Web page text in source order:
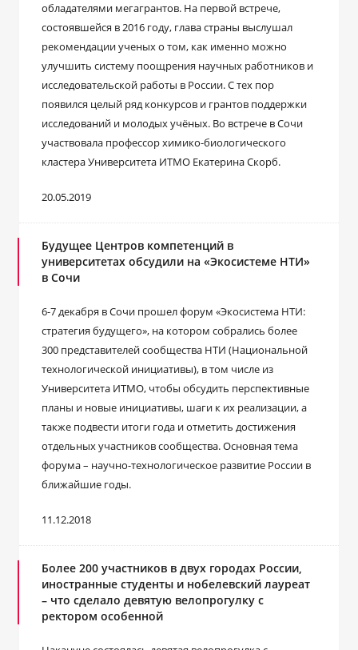
обладателями мегагрантов. На первой встрече,
состоявшейся в 2016 году, глава страны выслушал
рекомендации ученых о том, как именно можно
улучшить систему поощрения научных работников и
исследовательской работы в России. С тех пор
появился целый ряд конкурсов и грантов поддержки
исследований и молодых учёных. Во встрече в Сочи
участвовала профессор химико-биологического
кластера Университета ИТМО Екатерина Скорб.
20.05.2019
Будущее Центров компетенций в
университетах обсудили на «Экосистеме НТИ»
в Сочи
6-7 декабря в Сочи прошел форум «Экосистема НТИ:
стратегия будущего», на котором собрались более
300 представителей сообщества НТИ (Национальной
технологической инициативы), в том числе из
Университета ИТМО, чтобы обсудить перспективные
планы и новые инициативы, шаги к их реализации, а
также подвести итоги года и отметить достижения
отдельных участников сообщества. Основная тема
форума – научно-технологическое развитие России в
ближайшие годы.
11.12.2018
Более 200 участников в двух городах России,
иностранные студенты и нобелевский лауреат
– что сделало девятую велопрогулку с
ректором особенной